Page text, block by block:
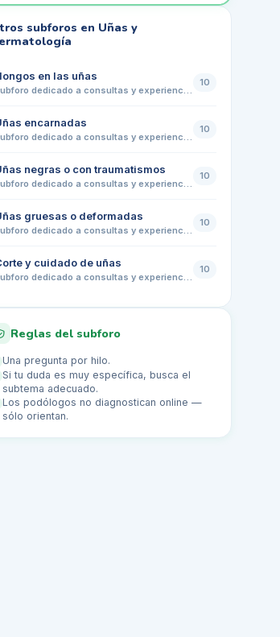
subforos en Uñas y
en las uñas
Subforo dedicado a consultas y experiencias sobre hongos en las uñas de los pies. Comparte dudas sobre cambios de color, engrosamiento, fragilidad, mal aspecto, molestias con el calzado, prevención de contagios, higiene, tratamientos habituales y señales que indican cuándo conviene acudir a un podólogo o dermatólogo.
10
encarnadas
Subforo dedicado a consultas y experiencias sobre uñas encarnadas en pies. Comparte dudas sobre dolor en los bordes de la uña, inflamación, enrojecimiento, molestias al caminar, presión del calzado, corte correcto de las uñas, prevención de recaídas y señales que indican cuándo conviene acudir a un podólogo
10
negras o con traumatismos
Subforo dedicado a consultas y experiencias sobre uñas negras, golpes y traumatismos en las uñas de los pies. Comparte dudas sobre cambios de color, dolor, presión del calzado, pérdida parcial de la uña, hematomas, cuidados básicos, prevención en deporte o caminatas largas y señales que indican cuándo conviene acudir a un podólogo o dermatólogo.
10
gruesas o deformadas
Subforo dedicado a consultas y experiencias sobre uñas engrosadas, deformadas o con crecimiento irregular. Comparte dudas sobre cambios de forma, grosor, color, molestias con el calzado, posibles causas, cuidados básicos, corte seguro, relación con hongos o traumatismos y señales que indican cuándo conviene acudir a un podólogo o dermatólogo.
10
y cuidado de uñas
Subforo dedicado a consultas y experiencias sobre el corte correcto y el cuidado diario de las uñas de los pies. Comparte dudas sobre cómo cortar las uñas, evitar que se encarnen, limarlas correctamente, mantenerlas limpias, prevenir molestias con el calzado y saber cuándo conviene acudir a un podólogo ante dolor, deformidad o cambios de color.
10
Reglas del subforo
Una pregunta por hilo.
Si tu duda es muy específica, busca el
subtema adecuado.
Los podólogos no diagnostican online —
sólo orientan.